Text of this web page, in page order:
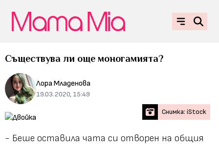
Съществува ли още моногамията?
Лора Младенова
19.03.2020, 15:49
Снимка: iStock
- Беше оставила чата си отворен на общия